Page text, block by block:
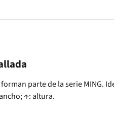
parte de la serie MING.
↑: altura.